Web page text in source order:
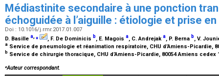
Médiastinite secondaire à une ponction
échoguidée à l’aiguille : étiologie et prise
Doi : 10.1016/j.rmr.2017.01.007
D. Basille a,⁎ , F. De Dominicis b, E. Magois a, C. Andrejaka, P. Berna b, V.
a Service de pneumologie et réanimation respiratoire, CHU d’Amiens-Picardie,
b Service de chirurgie thoracique, CHU d’Amiens-Picardie, 80054 Amiens cedex
⁎Auteur correspondant.